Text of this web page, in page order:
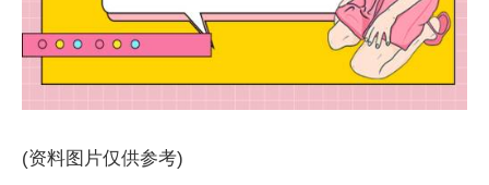
(资料图片仅供参考)